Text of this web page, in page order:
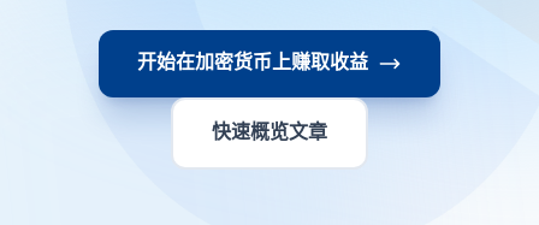
开始在加密货币上赚取收益
快速概览文章